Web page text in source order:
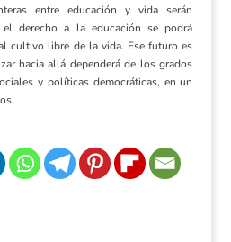
entre educación y vida serán
derecho a la educación se podrá
cultivo libre de la vida. Ese futuro es
hacia allá dependerá de los grados
y políticas democráticas, en un